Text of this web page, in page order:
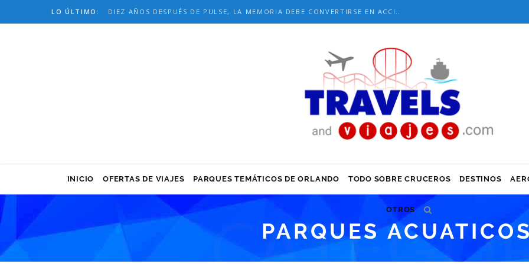
LO ÚLTIMO: DIEZ AÑOS DESPUÉS DE PULSE, LA MEMORIA DEBE CONVERTIRSE EN ACCIÓN
INICIO OFERTAS DE VIAJES PARQUES TEMÁTICOS DE ORLANDO TODO SOBRE CRUCEROS DESTINOS
OTROS
PARQUES ACUATICOS